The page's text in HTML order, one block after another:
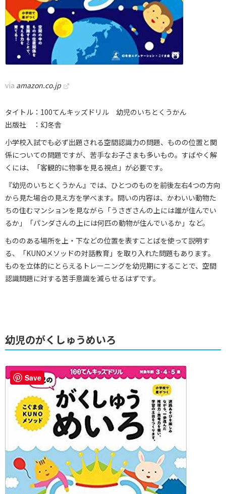
via amazon.co.jp
タイトル：100てんキッズドリル 幼児のいちとくうかん
出版社 ：幻冬舎
小学校入試でも必ず出題される空間認識力の問題、ものの位置と関
係についての問題ですが、苦手なお子さまも多いもの。すばやく解
くには、「客観的に物事を見る視点」が必要です。
『幼児のいちとくうかん』では、ひとつのものを前後左右4つの方向
から見た場合の見え方を学べます。問いの内容は、かわいい動物た
ちの住むマンションを見ながら「うさぎさんの上には誰が住んでい
るか」「パンダさんの上には何匹の動物が住んでいるか」など。
もののある場所を上・下などの位置を表すことばを使って説明す
る、「KUNOメソッドの対話教育」を取り入れた問題もあります。
ものを立体的にとらえるトレーニングを幼児期にすることで、空間
認識問題に対する苦手意識を減らせるはずです。
幼児のがくしゅうめいろ
Save